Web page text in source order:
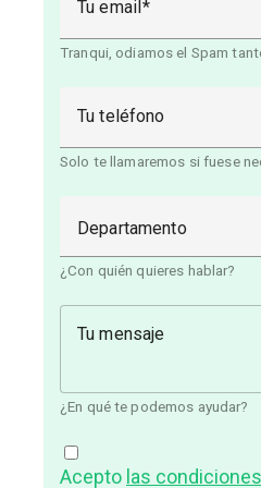
Tu email
Tranqui, odiamos el Spam
Tu teléfono
Solo te llamaremos si fuese
Departamento
¿Con quién quieres hablar?
Tu mensaje
¿En qué te podemos ayudar?
Acepto las